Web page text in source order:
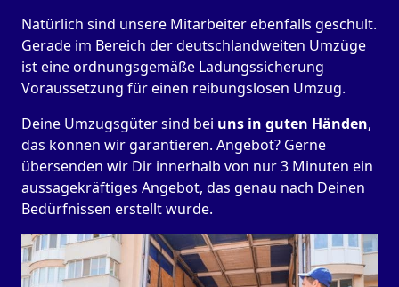
Natürlich sind unsere Mitarbeiter ebenfalls geschult.
Gerade im Bereich der deutschlandweiten Umzüge
ist eine ordnungsgemäße Ladungssicherung
Voraussetzung für einen reibungslosen Umzug.
Deine Umzugsgüter sind bei uns in guten Händen,
das können wir garantieren. Angebot? Gerne
übersenden wir Dir innerhalb von nur 3 Minuten ein
aussagekräftiges Angebot, das genau nach Deinen
Bedürfnissen erstellt wurde.